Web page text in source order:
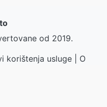
od 2019.
korištenja usluge
O